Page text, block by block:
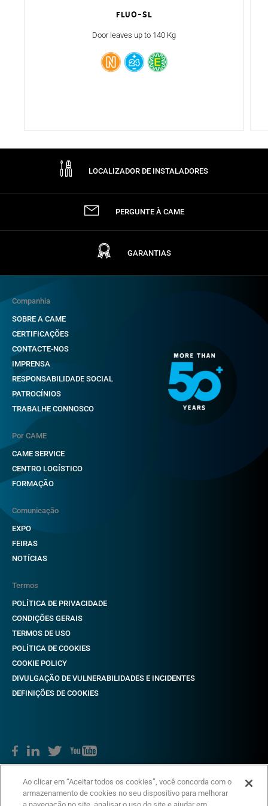
Fluo-SL
Door leaves up to 140 Kg
LOCALIZADOR DE INSTALADORES
PERGUNTE À CAME
GARANTIAS
Companhia
SOBRE A CAME
CERTIFICAÇÕES
CONTACTE-NOS
IMPRENSA
RESPONSABILIDADE SOCIAL
PATROCÍNIOS
TRABALHE CONNOSCO
Por CAME
CAME SERVICE
CENTRO LOGÍSTICO
FORMAÇÃO
Comunicação
EXPO
FEIRAS
NOTÍCIAS
VAT não. 03481280265
Termos
POLÍTICA DE PRIVACIDADE
CONDIÇÕES GERAIS
TERMOS DE USO
POLÍTICA DE COOKIES
COOKIE POLICY
DIVULGAÇÃO DE VULNERABILIDADES E INCIDENTES
DEFINIÇÕES DE COOKIES
Ao clicar em “Aceitar todos os cookies”, você concorda com o
armazenamento de cookies no seu dispositivo para melhorar